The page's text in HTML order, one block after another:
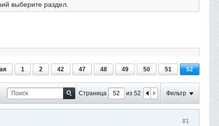
выберите раздел.
1 2 42 47 48 49 50 51 52
Страница из 52 Фильтр
#1